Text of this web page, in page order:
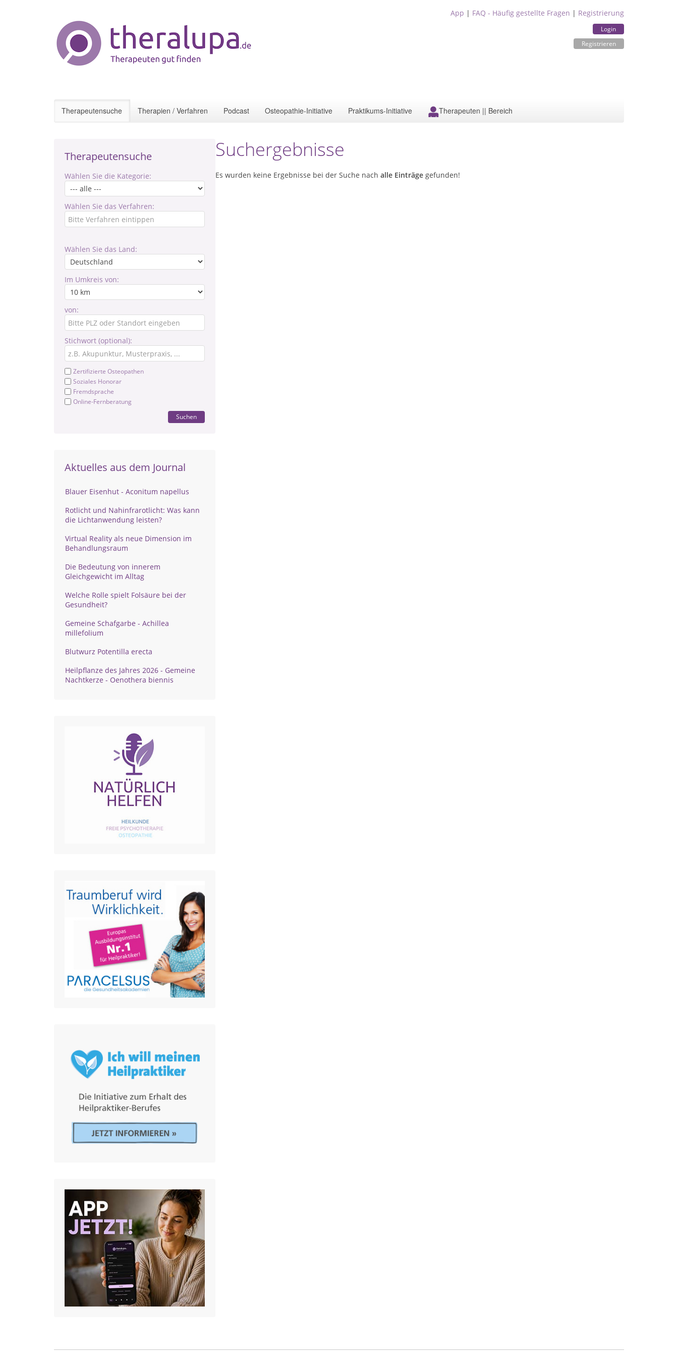
App | FAQ - Häufig gestellte Fragen | Registrierung
Login
Registrieren
Therapeutensuche Therapien / Verfahren Podcast Osteopathie-Initiative Praktikums-Initiative Therapeuten || Bereich
Therapeutensuche
Wählen Sie die Kategorie:
Wählen Sie das Verfahren:
Wählen Sie das Land:
Im Umkreis von:
von:
Stichwort (optional):
Zertifizierte Osteopathen
Soziales Honorar
Fremdsprache
Online-Fernberatung
Suchen
Aktuelles aus dem Journal
Blauer Eisenhut - Aconitum napellus
Rotlicht und Nahinfrarotlicht: Was kann
die Lichtanwendung leisten?
Virtual Reality als neue Dimension im
Behandlungsraum
Die Bedeutung von innerem
Gleichgewicht im Alltag
Welche Rolle spielt Folsäure bei der
Gesundheit?
Gemeine Schafgarbe - Achillea
millefolium
Blutwurz Potentilla erecta
Heilpflanze des Jahres 2026 - Gemeine
Nachtkerze - Oenothera biennis
Suchergebnisse
Es wurden keine Ergebnisse bei der Suche nach alle Einträge gefunden!